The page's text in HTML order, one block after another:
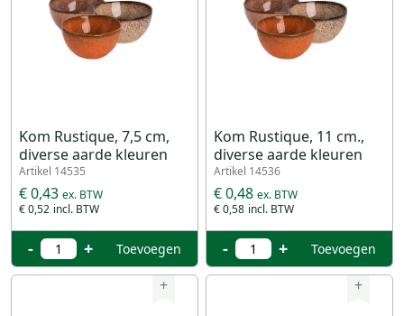
Kom Rustique, 7,5 cm,
diverse aarde kleuren
Artikel 14535
€ 0,52
€ 0,43
- + Toevoegen
Kom Rustique, 11 cm.,
diverse aarde kleuren
Artikel 14536
€ 0,58
€ 0,48
- + Toevoegen
+ +